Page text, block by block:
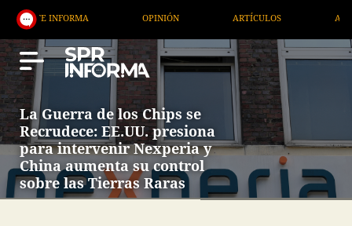
OPINIÓN ARTÍCULOS ARTE /
La Guerra de los Chips se
Recrudece: EE.UU. presiona
para intervenir Nexperia y
China aumenta su control
sobre las Tierras Raras